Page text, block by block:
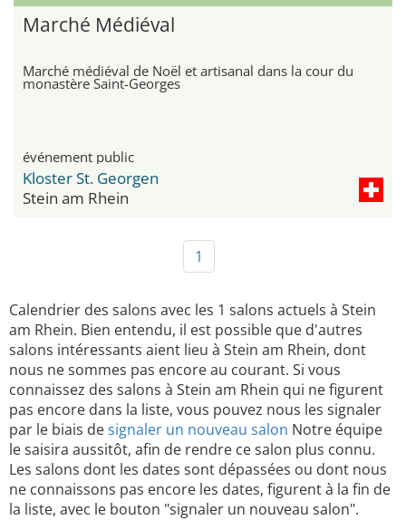
Marché Médiéval
Marché médiéval de Noël et artisanal dans la cour du
monastère Saint-Georges
événement public
Kloster St. Georgen
Stein am Rhein
1
Calendrier des salons avec les 1 salons actuels à Stein
am Rhein. Bien entendu, il est possible que d'autres
salons intéressants aient lieu à Stein am Rhein, dont
nous ne sommes pas encore au courant. Si vous
connaissez des salons à Stein am Rhein qui ne figurent
pas encore dans la liste, vous pouvez nous les signaler
par le biais designaler un nouveau salon Notre équipe
le saisira aussitôt, afin de rendre ce salon plus connu.
Les salons dont les dates sont dépassées ou dont nous
ne connaissons pas encore les dates, figurent à la fin de
la liste, avec le bouton "signaler un nouveau salon".